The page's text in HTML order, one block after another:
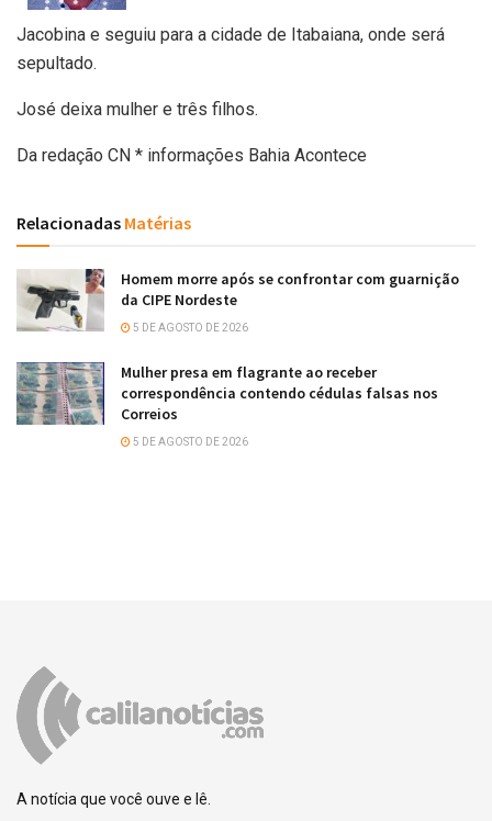
Jacobina e seguiu para a cidade de Itabaiana, onde será
sepultado.
José deixa mulher e três filhos.
Da redação CN * informações Bahia Acontece
Relacionadas Matérias
Homem morre após se confrontar com guarnição
da CIPE Nordeste
5 DE AGOSTO DE 2026
Mulher presa em flagrante ao receber
correspondência contendo cédulas falsas nos
Correios
5 DE AGOSTO DE 2026
A notícia que você ouve e lê.